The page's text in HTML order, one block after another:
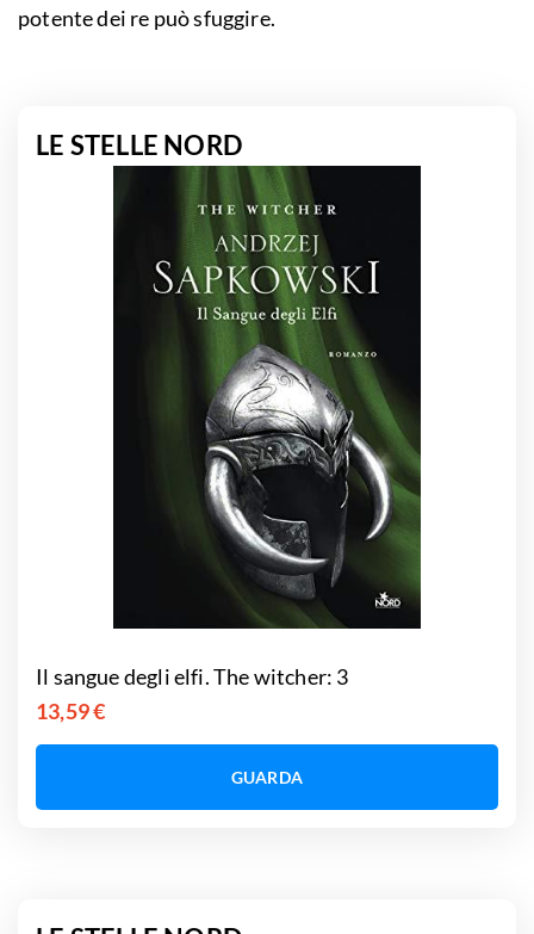
potente dei re può sfuggire.
LE STELLE NORD
Il sangue degli elfi. The witcher: 3
13,59 €
GUARDA